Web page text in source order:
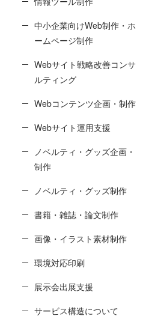
中小企業向けWeb制作・ホ
ームページ制作
Webサイト戦略改善コンサ
ルティング
Webコンテンツ企画・制作
Webサイト運用支援
ノベルティ・グッズ企画・
制作
ノベルティ・グッズ制作
書籍・雑誌・論文制作
画像・イラスト素材制作
環境対応印刷
展示会出展支援
サービス構造について